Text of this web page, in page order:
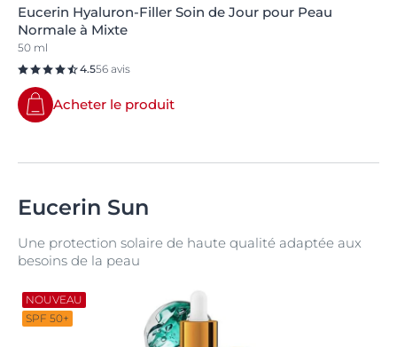
Eucerin Hyaluron-Filler Soin de Jour pour Peau
Normale à Mixte
50 ml
4.556 avis
Acheter le produit
Eucerin Sun
Une protection solaire de haute qualité adaptée aux
besoins de la peau
NOUVEAU
SPF 50+